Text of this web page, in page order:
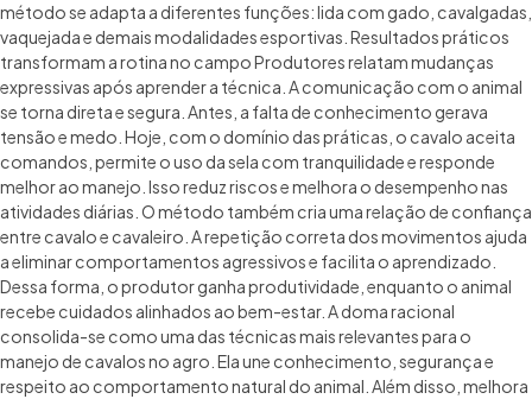
método se adapta a diferentes funções: lida com gado, cavalgadas,
vaquejada e demais modalidades esportivas. Resultados práticos
transformam a rotina no campo Produtores relatam mudanças
expressivas após aprender a técnica. A comunicação com o animal
se torna direta e segura. Antes, a falta de conhecimento gerava
tensão e medo. Hoje, com o domínio das práticas, o cavalo aceita
comandos, permite o uso da sela com tranquilidade e responde
melhor ao manejo. Isso reduz riscos e melhora o desempenho nas
atividades diárias. O método também cria uma relação de confiança
entre cavalo e cavaleiro. A repetição correta dos movimentos ajuda
a eliminar comportamentos agressivos e facilita o aprendizado.
Dessa forma, o produtor ganha produtividade, enquanto o animal
recebe cuidados alinhados ao bem-estar. A doma racional
consolida-se como uma das técnicas mais relevantes para o
manejo de cavalos no agro. Ela une conhecimento, segurança e
respeito ao comportamento natural do animal. Além disso, melhora